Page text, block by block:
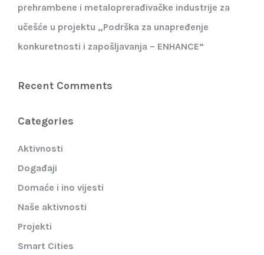
prehrambene i metaloprerađivačke industrije za
učešće u projektu „Podrška za unapređenje
konkuretnosti i zapošljavanja – ENHANCE“
Recent Comments
Categories
Aktivnosti
Događaji
Domaće i ino vijesti
Naše aktivnosti
Projekti
Smart Cities